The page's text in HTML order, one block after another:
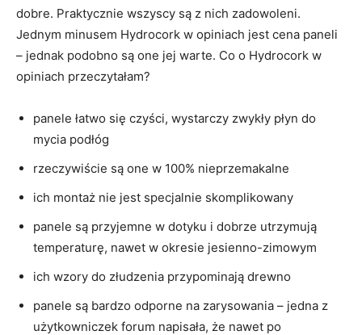
dobre. Praktycznie wszyscy są z nich zadowoleni.
Jednym minusem Hydrocork w opiniach jest cena paneli
– jednak podobno są one jej warte. Co o Hydrocork w
opiniach przeczytałam?
panele łatwo się czyści, wystarczy zwykły płyn do
mycia podłóg
rzeczywiście są one w 100% nieprzemakalne
ich montaż nie jest specjalnie skomplikowany
panele są przyjemne w dotyku i dobrze utrzymują
temperaturę, nawet w okresie jesienno-zimowym
ich wzory do złudzenia przypominają drewno
panele są bardzo odporne na zarysowania – jedna z
użytkowniczek forum napisała, że nawet po